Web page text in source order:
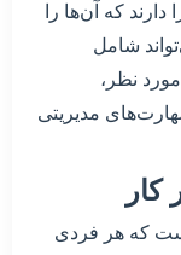
که آن‌ها را
شامل
نظر،
مدیریتی
که هر فردی